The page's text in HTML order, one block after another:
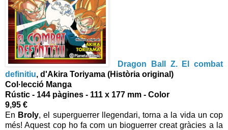
Dragon Ball Z. El combat
definitiu, d'Akira Toriyama (Història original)
Col·lecció Manga
Rústic - 144 pàgines - 111 x 177 mm - Color
9,95 €
En Broly, el superguerrer llegendari, torna a la vida un cop
més! Aquest cop ho fa com un bioguerrer creat gràcies a la